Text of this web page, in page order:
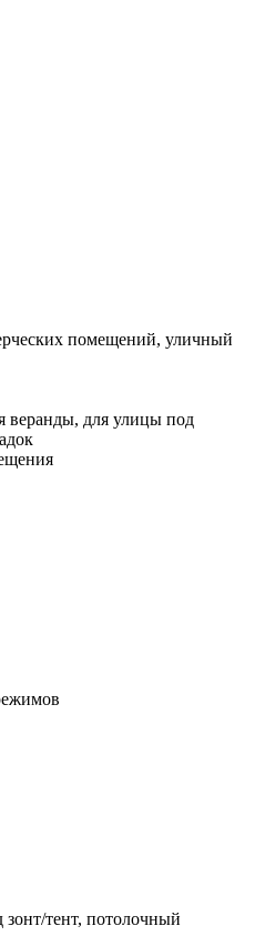
помещений, уличный
веранды, для улицы под
зонт/тент, потолочный